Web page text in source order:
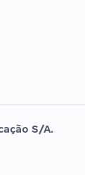
S/A.